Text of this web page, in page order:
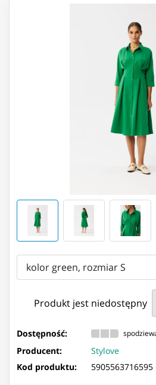
kolor green, rozmiar S
Produkt jest niedostępny
Dostępność:
Producent:
Stylove
Kod produktu:
5905563716595